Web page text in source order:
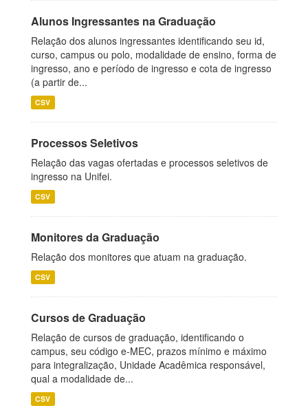
Alunos Ingressantes na Graduação
Relação dos alunos ingressantes identificando seu id,
curso, campus ou polo, modalidade de ensino, forma de
ingresso, ano e período de ingresso e cota de ingresso
(a partir de...
CSV
Processos Seletivos
Relação das vagas ofertadas e processos seletivos de
ingresso na Unifei.
CSV
Monitores da Graduação
Relação dos monitores que atuam na graduação.
CSV
Cursos de Graduação
Relação de cursos de graduação, identificando o
campus, seu código e-MEC, prazos mínimo e máximo
para integralização, Unidade Acadêmica responsável,
qual a modalidade de...
CSV